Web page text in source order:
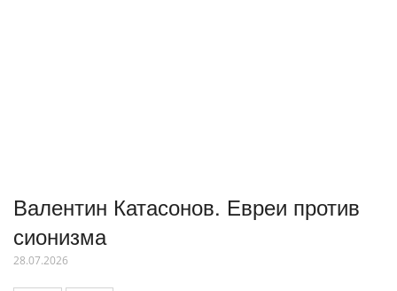
Валентин Катасонов. Евреи против
сионизма
28.07.2026